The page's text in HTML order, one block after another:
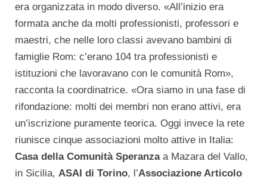
era organizzata in modo diverso. «All’inizio era
formata anche da molti professionisti, professori e
maestri, che nelle loro classi avevano bambini di
famiglie Rom: c’erano 104 tra professionisti e
istituzioni che lavoravano con le comunità Rom»,
racconta la coordinatrice. «Ora siamo in una fase di
rifondazione: molti dei membri non erano attivi, era
un’iscrizione puramente teorica. Oggi invece la rete
riunisce cinque associazioni molto attive in Italia:
Casa della Comunità Speranzaa Mazara del Vallo,
in Sicilia, ASAI di Torino, l’Associazione Articolo